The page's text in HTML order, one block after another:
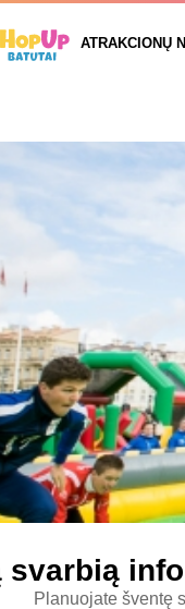
ATRAKCIONŲ
svarbią
Planuojate šventę